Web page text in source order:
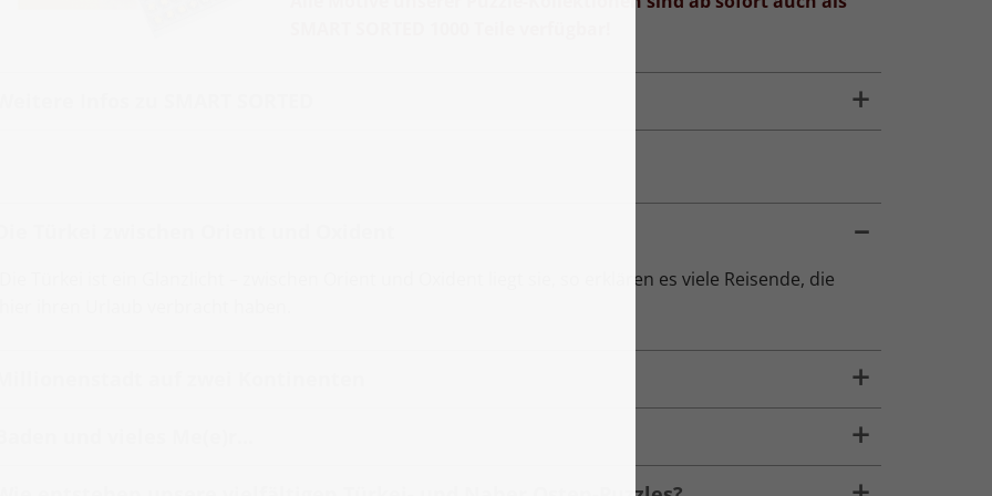
Die Türkei ist ein Glanzlicht – zwischen Orient und Oxident liegt sie, so erklären es viele Reisende, die